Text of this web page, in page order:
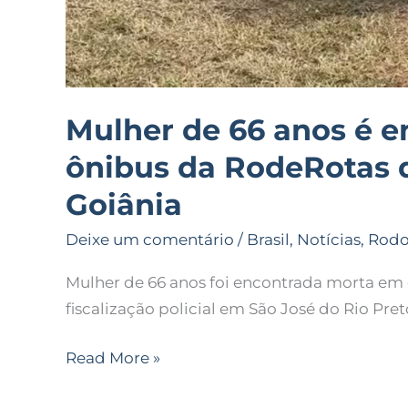
Mulher de 66 anos é
ônibus da RodeRotas
Goiânia
Deixe um comentário / Brasil, Notícias,
Mulher de 66 anos foi encontrada morta
fiscalização policial em São José do Rio
Read More »